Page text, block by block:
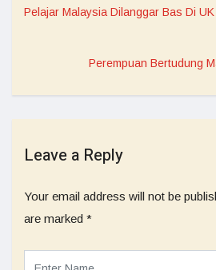
Pelajar Malaysia Dilanggar Bas Di UK
Perempuan Bertudung
Leave a Reply
Your email address will not be
are marked *